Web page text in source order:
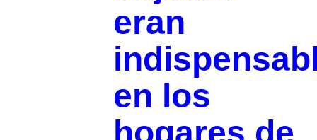
eran
en los
hogares de